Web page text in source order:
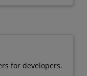
for developers.